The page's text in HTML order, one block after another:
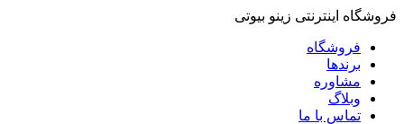
فروشگاه اینترنتی زینو بیوتی
فروشگاه
برندها
مشاوره
وبلاگ
تماس با ما